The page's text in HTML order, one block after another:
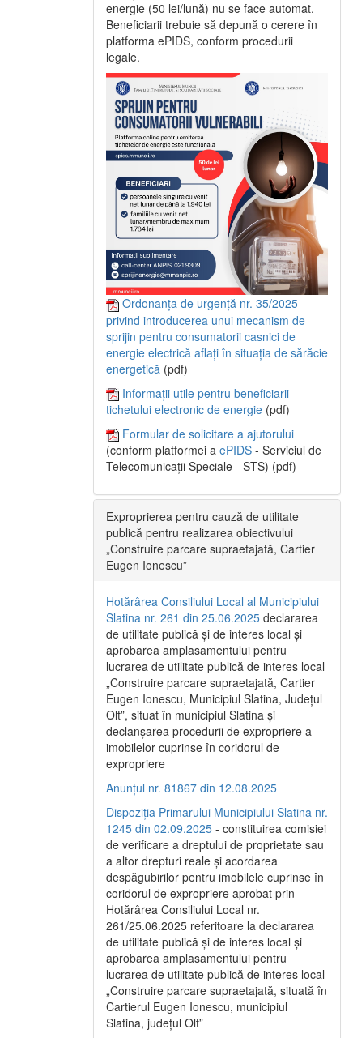
energie (50 lei/lună) nu se face automat.
Beneficiarii trebuie să depună o cerere în
platforma ePIDS, conform procedurii
legale.
Ordonanța de urgență nr. 35/2025
privind introducerea unui mecanism de
sprijin pentru consumatorii casnici de
energie electrică aflați în situația de sărăcie
energetică (pdf)
Informații utile pentru beneficiarii
tichetului electronic de energie (pdf)
Formular de solicitare a ajutorului
(conform platformei a ePIDS - Serviciul de
Telecomunicații Speciale - STS) (pdf)
Exproprierea pentru cauză de utilitate
publică pentru realizarea obiectivului
„Construire parcare supraetajată, Cartier
Eugen Ionescu”
Hotărârea Consiliului Local al Municipiului
Slatina nr. 261 din 25.06.2025 declararea
de utilitate publică și de interes local și
aprobarea amplasamentului pentru
lucrarea de utilitate publică de interes local
„Construire parcare supraetajată, Cartier
Eugen Ionescu, Municipiul Slatina, Județul
Olt”, situat în municipiul Slatina și
declanșarea procedurii de expropriere a
imobilelor cuprinse în coridorul de
expropriere
Anunțul nr. 81867 din 12.08.2025
Dispoziția Primarului Municipiului Slatina nr.
1245 din 02.09.2025 - constituirea comisiei
de verificare a dreptului de proprietate sau
a altor drepturi reale și acordarea
despăgubirilor pentru imobilele cuprinse în
coridorul de expropriere aprobat prin
Hotărârea Consiliului Local nr.
261/25.06.2025 referitoare la declararea
de utilitate publică și de interes local și
aprobarea amplasamentului pentru
lucrarea de utilitate publică de interes local
„Construire parcare supraetajată, situată în
Cartierul Eugen Ionescu, municipiul
Slatina, județul Olt”